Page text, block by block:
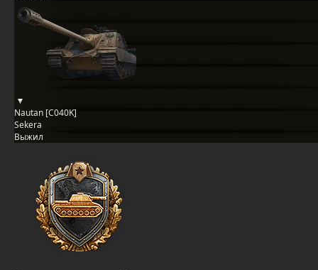
Nautan [C040K]
Sekera
Выжил